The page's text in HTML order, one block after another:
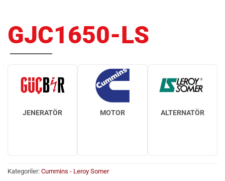
GJC1650-LS
JENERATÖR MOTOR ALTERNATÖR
Kategoriler: Cummins - Leroy Somer